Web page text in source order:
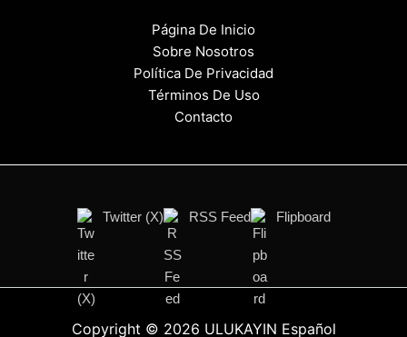
Página De Inicio
Sobre Nosotros
Política De Privacidad
Términos De Uso
Contacto
Twitter (X) RSS Feed Flipboard
Copyright © 2026 ULUKAYIN Español